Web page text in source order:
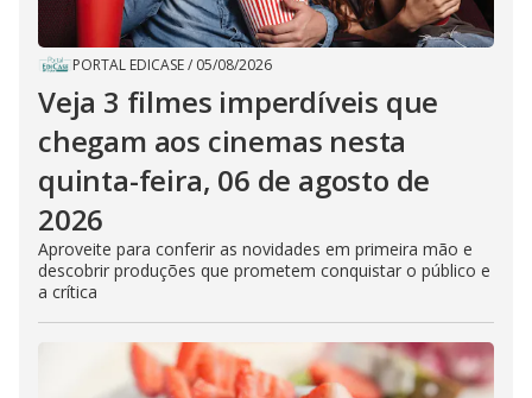
PORTAL EDICASE/ 05/08/2026
Veja 3 filmes imperdíveis que
chegam aos cinemas nesta
quinta-feira, 06 de agosto de
2026
Aproveite para conferir as novidades em primeira mão e
descobrir produções que prometem conquistar o público e
a crítica